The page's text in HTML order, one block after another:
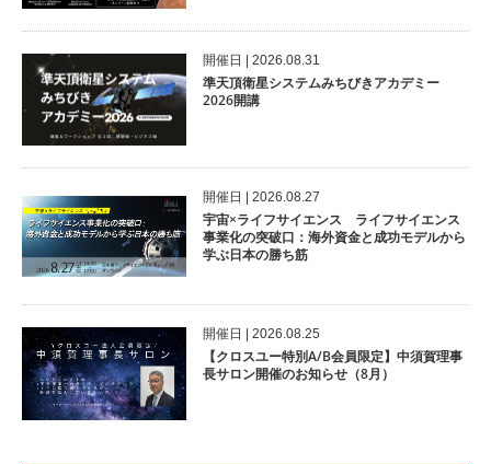
開催⽇ | 2026.08.31
準天頂衛星システムみちびきアカデミー
2026開講
開催⽇ | 2026.08.27
宇宙×ライフサイエンス ライフサイエンス
事業化の突破口：海外資金と成功モデルから
学ぶ日本の勝ち筋
開催⽇ | 2026.08.25
【クロスユー特別A/B会員限定】中須賀理事
長サロン開催のお知らせ（8月）